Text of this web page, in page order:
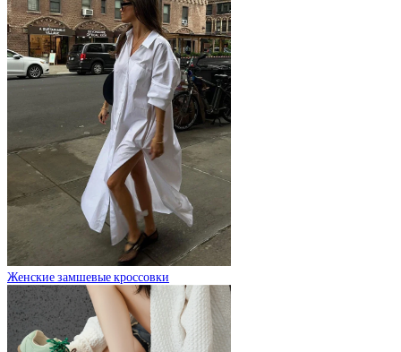
Женские замшевые кроссовки